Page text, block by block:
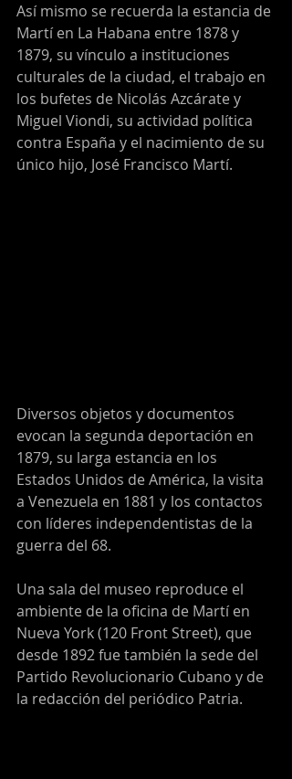
Así mismo se recuerda la estancia de
Martí en La Habana entre 1878 y
1879, su vínculo a instituciones
culturales de la ciudad, el trabajo en
los bufetes de Nicolás Azcárate y
Miguel Viondi, su actividad política
contra España y el nacimiento de su
único hijo, José Francisco Martí.
Diversos objetos y documentos
evocan la segunda deportación en
1879, su larga estancia en los
Estados Unidos de América, la visita
a Venezuela en 1881 y los contactos
con líderes independentistas de la
guerra del 68.
Una sala del museo reproduce el
ambiente de la oficina de Martí en
Nueva York (120 Front Street), que
desde 1892 fue también la sede del
Partido Revolucionario Cubano y de
la redacción del periódico Patria.